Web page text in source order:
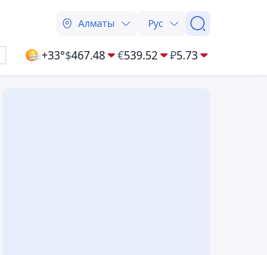
Алматы Рус
+33°$467.48 €539.52 ₽5.73